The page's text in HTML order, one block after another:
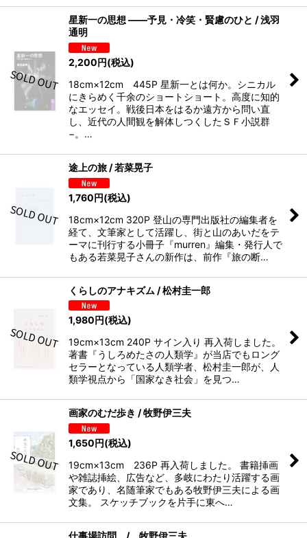
星新一の思想 ――予見・冷笑・賢慮のひと / 浅羽
通明
2,200円(税込)
18cm×12cm 445P 星新一とは何か。シニカル
にきらめく千余のショートショート。高度に知的
なエッセイ。戦後日本をはるか遠方から問い直
し、近代の人間観を解体しつくしたＳＦ小説群
−。…
途上の旅 / 若菜晃子
1,760円(税込)
18cm×12cm 320P 登山の専門出版社の編集者を
経て、文筆家として活躍し、街と山のあいだをテ
ーマに刊行する小冊子『murren』編集・発行人で
もある若菜晃子さんの新作は、前作『旅の断…
くらしのアナキズム / 松村圭一郎
1,980円(税込)
19cm×13cm 240P サイン入り 再入荷しました。
著書『うしろめたさの人類学』が当店でもロング
セラーとなっている人類学者、松村圭一郎が、人
類学視点から「国家なき社会」を見つ…
画家のむだ歩き / 牧野伊三夫
1,650円(税込)
19cm×13cm 236P 再入荷しました。 書籍挿画
や雑誌挿絵、広告など、多岐にわたり活躍する画
家であり、名随筆家でもある牧野伊三夫による画
文集。 スケッチブックを片手に東へ…
仕事場訪問 / 牧野伊三夫